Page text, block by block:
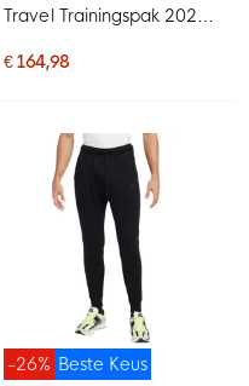
Travel Trainingspak 2026-
€ 164,98
Beste Keus
-26%